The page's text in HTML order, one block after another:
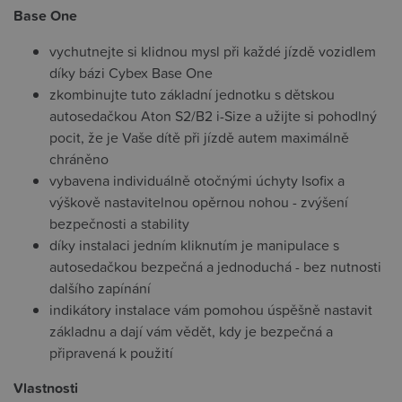
Base One
vychutnejte si klidnou mysl při každé jízdě vozidlem
díky bázi Cybex Base One
zkombinujte tuto základní jednotku s dětskou
autosedačkou Aton S2/B2 i-Size a užijte si pohodlný
pocit, že je Vaše dítě při jízdě autem maximálně
chráněno
vybavena individuálně otočnými úchyty Isofix a
výškově nastavitelnou opěrnou nohou - zvýšení
bezpečnosti a stability
díky instalaci jedním kliknutím je manipulace s
autosedačkou bezpečná a jednoduchá - bez nutnosti
dalšího zapínání
indikátory instalace vám pomohou úspěšně nastavit
základnu a dají vám vědět, kdy je bezpečná a
připravená k použití
Vlastnosti